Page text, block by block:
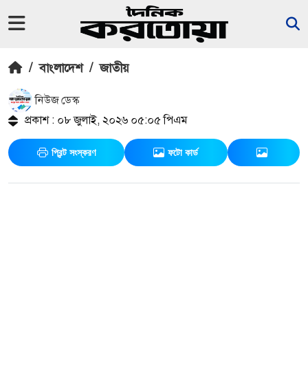
/ বাংলাদেশ / জাতীয়
নিউজ ডেস্ক
প্রকাশ : ০৮ জুলাই, ২০২৬ ০৫:০৫ পিএম
প্রিন্ট সংস্করণ ফটো কার্ড